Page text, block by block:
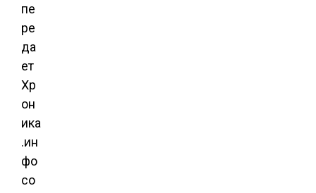
пе
ре
да
ет
Хр
он
ика
.ин
фо
со